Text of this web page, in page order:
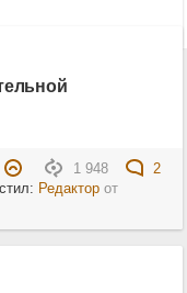
1 948
2
Редакторот